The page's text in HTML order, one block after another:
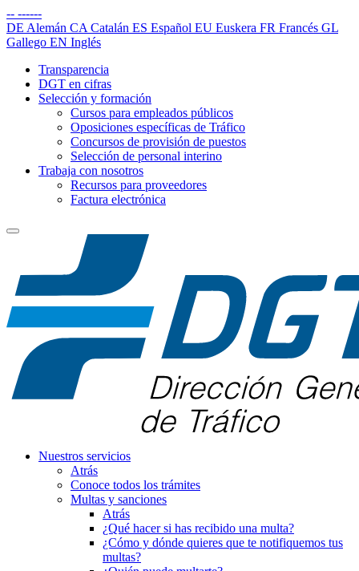
-- ------
DE Alemán CA Catalán ES Español EU Euskera FR Francés GL
Gallego EN Inglés
Transparencia
DGT en cifras
Selección y formación
Cursos para empleados públicos
Oposiciones específicas de Tráfico
Concursos de provisión de puestos
Selección de personal interino
Trabaja con nosotros
Recursos para proveedores
Factura electrónica
Nuestros servicios
Atrás
Conoce todos los trámites
Multas y sanciones
Atrás
¿Qué hacer si has recibido una multa?
¿Cómo y dónde quieres que te notifiquemos tus
multas?